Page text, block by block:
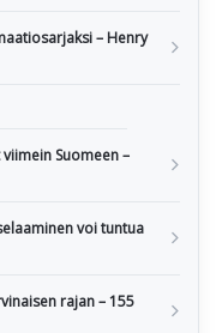
– Henry
Suomeen –
voi tuntua
rajan – 155